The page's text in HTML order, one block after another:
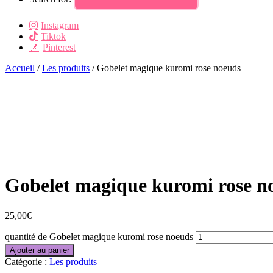
Instagram
Tiktok
Pinterest
Accueil /Les produits / Gobelet magique kuromi rose noeuds
Gobelet magique kuromi rose
25,00€
quantité de Gobelet magique kuromi rose noeuds
Ajouter au panier
Catégorie : Les produits